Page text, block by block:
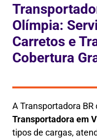
Olímpia:
Carretos e
Cobertura
A Transportadora
Transportadora em
tipos de cargas,